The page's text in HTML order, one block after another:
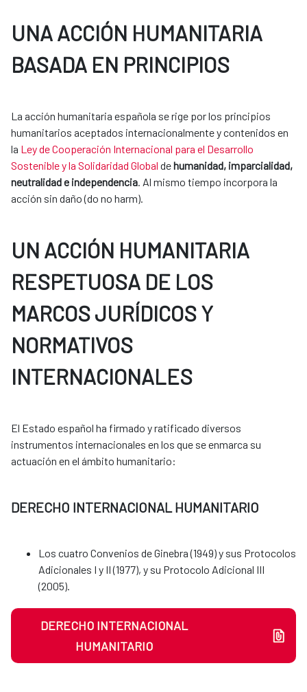
UNA ACCIÓN HUMANITARIA
BASADA EN PRINCIPIOS
La acción humanitaria española se rige por los principios
humanitarios aceptados internacionalmente y contenidos en
la Ley de Cooperación Internacional para el Desarrollo
Sostenible y la Solidaridad Global dehumanidad, imparcialidad,
neutralidad e independencia. Al mismo tiempo incorpora la
acción sin daño (do no harm).
UN ACCIÓN HUMANITARIA
RESPETUOSA DE LOS
MARCOS JURÍDICOS Y
NORMATIVOS
INTERNACIONALES
El Estado español ha firmado y ratificado diversos
instrumentos internacionales en los que se enmarca su
actuación en el ámbito humanitario:
DERECHO INTERNACIONAL HUMANITARIO
Los cuatro Convenios de Ginebra (1949) y sus Protocolos
Adicionales I y II (1977), y su Protocolo Adicional III
(2005).
DERECHO INTERNACIONAL
HUMANITARIO